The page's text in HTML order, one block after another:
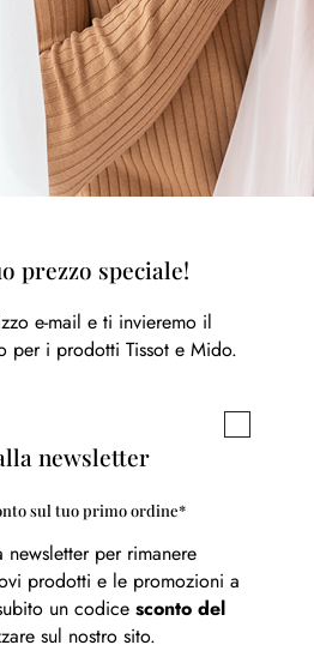
prezzo speciale!
e-mail e ti invieremo il
per i prodotti Tissot e Mido.
newsletter
sul tuo primo ordine*
newsletter per rimanere
prodotti e le promozioni a
un codice sconto del
sul nostro sito.